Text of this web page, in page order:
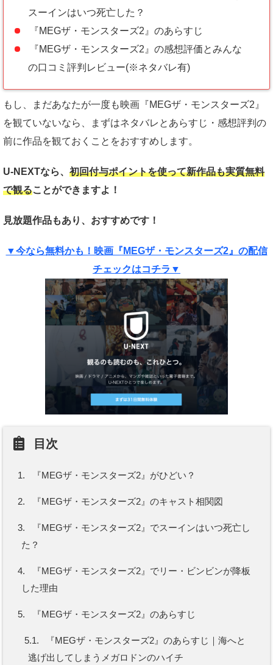
スーインはいつ死亡した？
『MEGザ・モンスターズ2』のあらすじ
『MEGザ・モンスターズ2』の感想評価とみんな
の口コミ評判レビュー(※ネタバレ有)
もし、まだあなたが一度も映画『MEGザ・モンスターズ2』
を観ていないなら、まずはネタバレとあらすじ・感想評判の
前に作品を観ておくことをおすすめします。
U-NEXTなら、 初回付与ポイントを使って新作品も実質無料
で観ることができますよ！
見放題作品もあり、おすすめです！
▼今なら無料かも！映画『MEGザ・モンスターズ2』の配信
チェックはコチラ▼
目次
1. 『MEGザ・モンスターズ2』がひどい？
2. 『MEGザ・モンスターズ2』のキャスト相関図
3.
『MEGザ・モンスターズ2』でスーインはいつ死亡し
た？
4.
『MEGザ・モンスターズ2』でリー・ビンビンが降板
した理由
5. 『MEGザ・モンスターズ2』のあらすじ
5.1.
『MEGザ・モンスターズ2』のあらすじ｜海へと
逃げ出してしまうメガロドンのハイチ